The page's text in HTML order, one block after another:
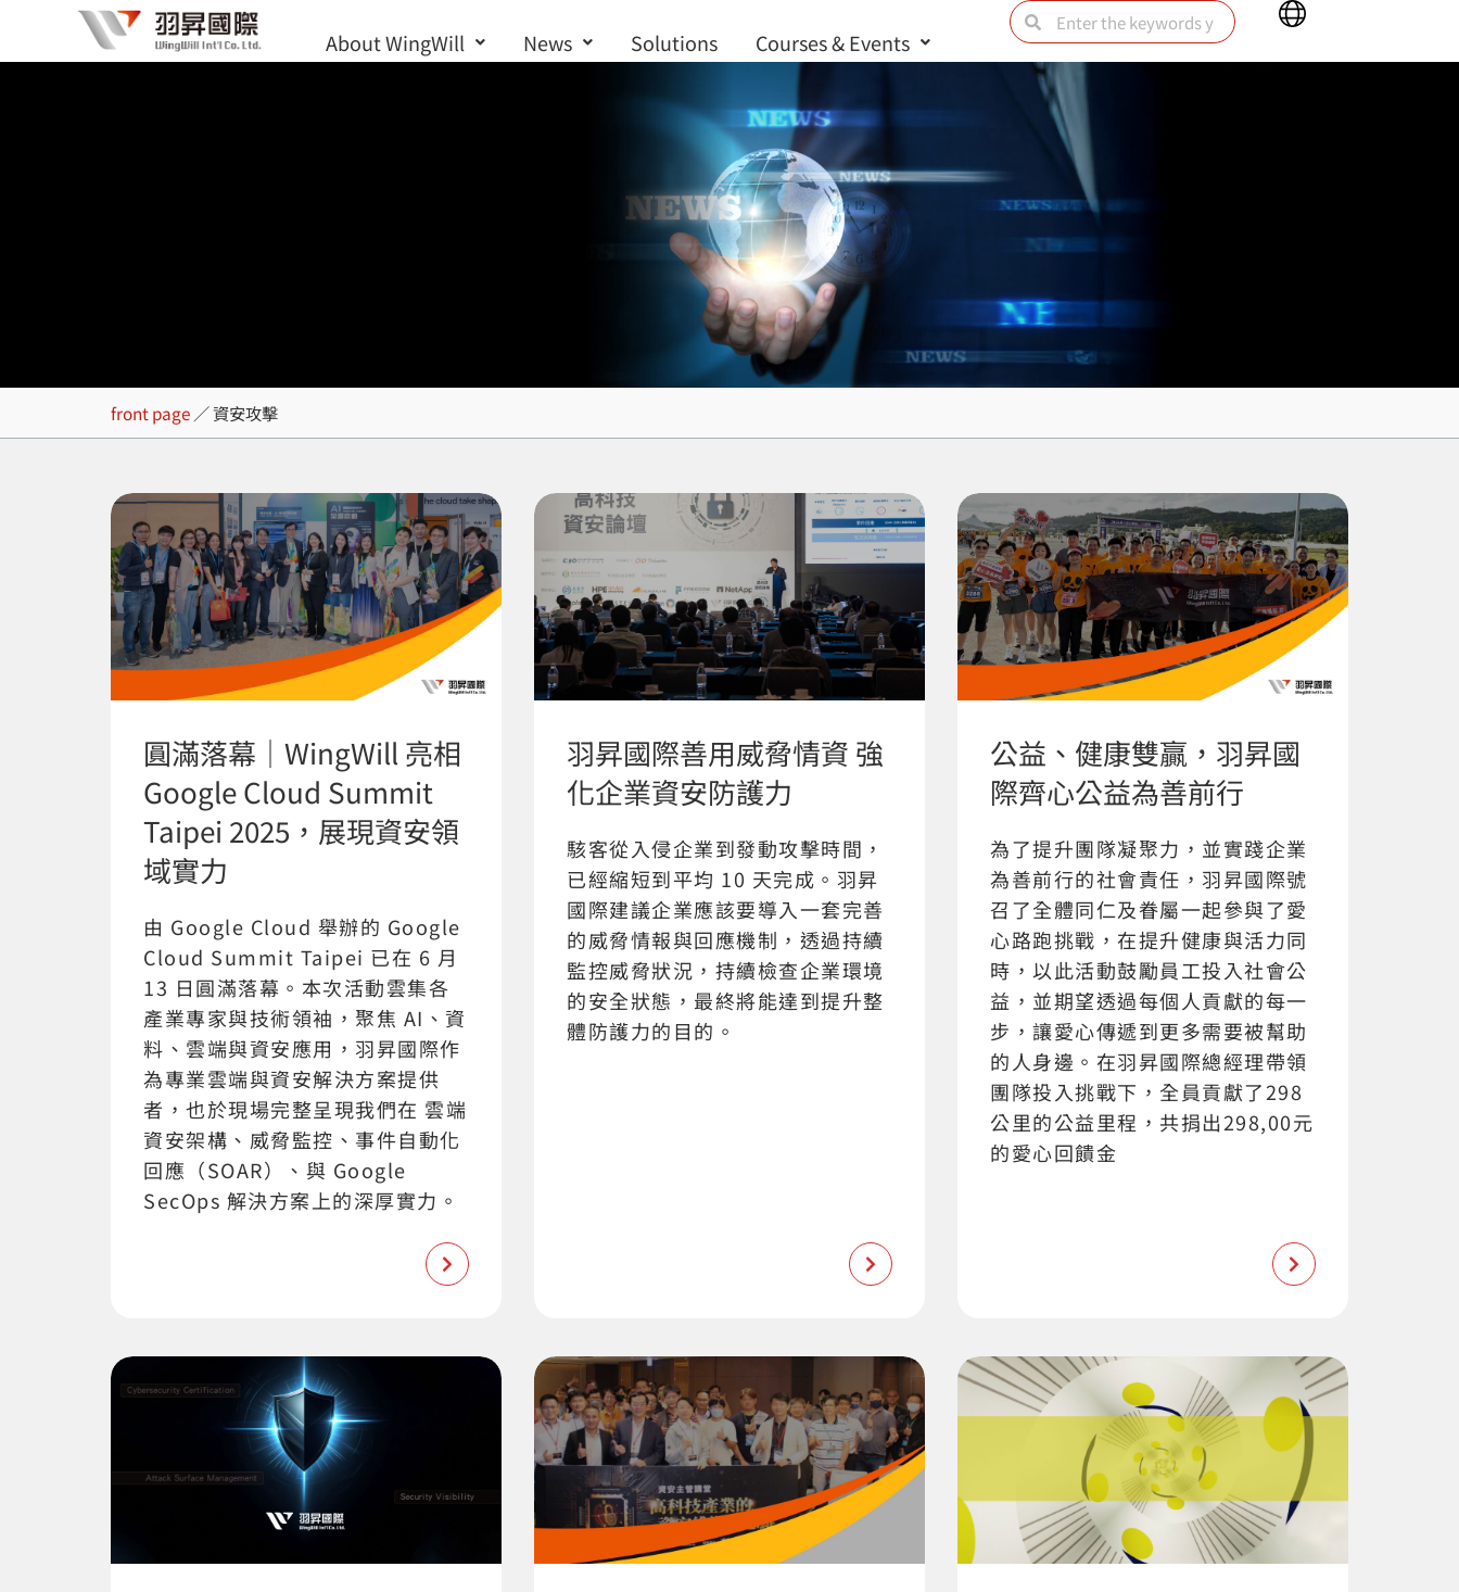
to
About WingWill News Solutions Courses & Events
SearchSearch
Main
Menu
資安攻擊
front page ／資安攻擊
圓滿落幕｜WingWill 亮相
Google Cloud Summit
Taipei 2025，展現資安領
域實力
由 Google Cloud 舉辦的 Google
Cloud Summit Taipei 已在 6 月
13 日圓滿落幕。本次活動雲集各
產業專家與技術領袖，聚焦 AI、資
料、雲端與資安應用，羽昇國際作
為專業雲端與資安解決方案提供
者，也於現場完整呈現我們在 雲端
資安架構、威脅監控、事件自動化
回應（SOAR）、與 Google
SecOps 解決方案上的深厚實力。
羽昇國際善用威脅情資 強
化企業資安防護力
駭客從入侵企業到發動攻擊時間，
已經縮短到平均 10 天完成。羽昇
國際建議企業應該要導入一套完善
的威脅情報與回應機制，透過持續
監控威脅狀況，持續檢查企業環境
的安全狀態，最終將能達到提升整
體防護力的目的。
公益、健康雙贏，羽昇國
際齊心公益為善前行
為了提升團隊凝聚力，並實踐企業
為善前行的社會責任，羽昇國際號
召了全體同仁及眷屬一起參與了愛
心路跑挑戰，在提升健康與活力同
時，以此活動鼓勵員工投入社會公
益，並期望透過每個人貢獻的每一
步，讓愛心傳遞到更多需要被幫助
的人身邊。在羽昇國際總經理帶領
團隊投入挑戰下，全員貢獻了298
公里的公益里程，共捐出298,00元
的愛心回饋金